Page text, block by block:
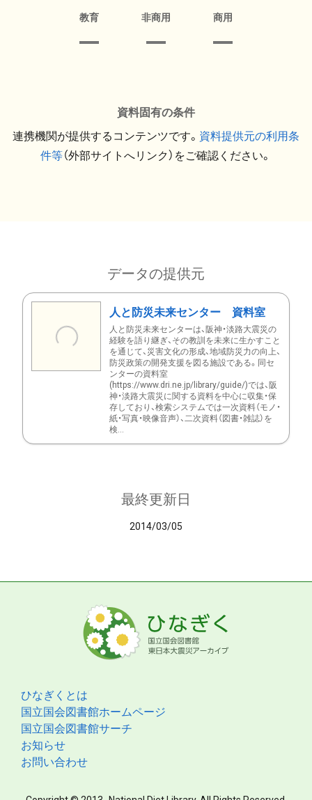
教育 非商用 商用
資料固有の条件
連携機関が提供するコンテンツです。 資料提供元の利用条
件等（外部サイトへリンク）をご確認ください。
データの提供元
人と防災未来センター 資料室
人と防災未来センターは、阪神・淡路大震災の
経験を語り継ぎ、その教訓を未来に生かすこと
を通じて、災害文化の形成、地域防災力の向上、
防災政策の開発支援を図る施設である。同セ
ンターの資料室
(https://www.dri.ne.jp/library/guide/)では、阪
神・淡路大震災に関する資料を中心に収集・保
存しており、検索システムでは一次資料（モノ・
紙・写真・映像音声）、二次資料（図書・雑誌）を
検...
最終更新日
2014/03/05
ひなぎくとは
国立国会図書館ホームページ
国立国会図書館サーチ
お知らせ
お問い合わせ